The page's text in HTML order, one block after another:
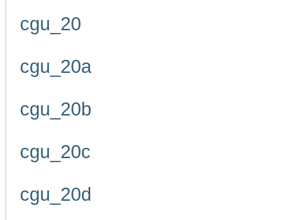
cgu_20
cgu_20a
cgu_20b
cgu_20c
cgu_20d